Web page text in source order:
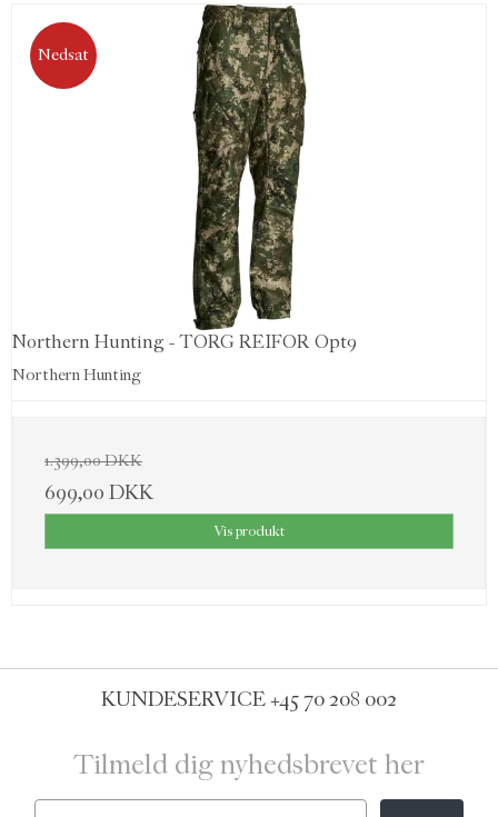
Nedsat
Northern Hunting - TORG REIFOR Opt9
Northern Hunting
1.399,00 DKK
699,00 DKK
Vis produkt
KUNDESERVICE+45 70 208 002
Tilmeld dig nyhedsbrevet her
Email